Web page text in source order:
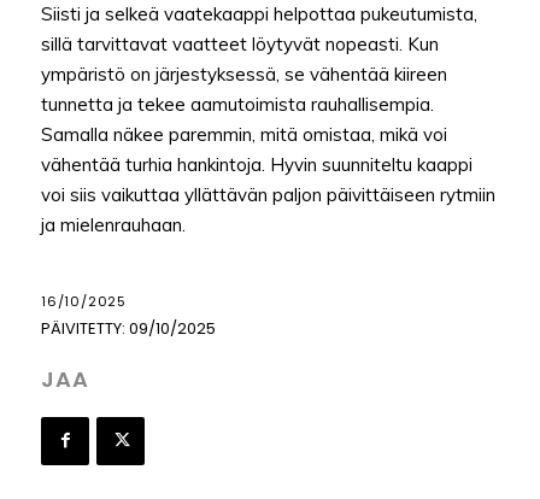
Siisti ja selkeä vaatekaappi helpottaa pukeutumista,
sillä tarvittavat vaatteet löytyvät nopeasti. Kun
ympäristö on järjestyksessä, se vähentää kiireen
tunnetta ja tekee aamutoimista rauhallisempia.
Samalla näkee paremmin, mitä omistaa, mikä voi
vähentää turhia hankintoja. Hyvin suunniteltu kaappi
voi siis vaikuttaa yllättävän paljon päivittäiseen rytmiin
ja mielenrauhaan.
16/10/2025
PÄIVITETTY: 09/10/2025
JAA